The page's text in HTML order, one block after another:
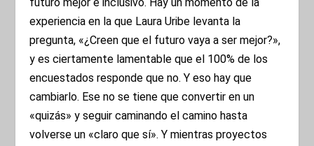
experiencia en la que Laura Uribe levanta la
pregunta, «¿Creen que el futuro vaya a ser mejor?»,
y es ciertamente lamentable que el 100% de los
encuestados responde que no. Y eso hay que
cambiarlo. Ese no se tiene que convertir en un
«quizás» y seguir caminando el camino hasta
volverse un «claro que sí». Y mientras proyectos